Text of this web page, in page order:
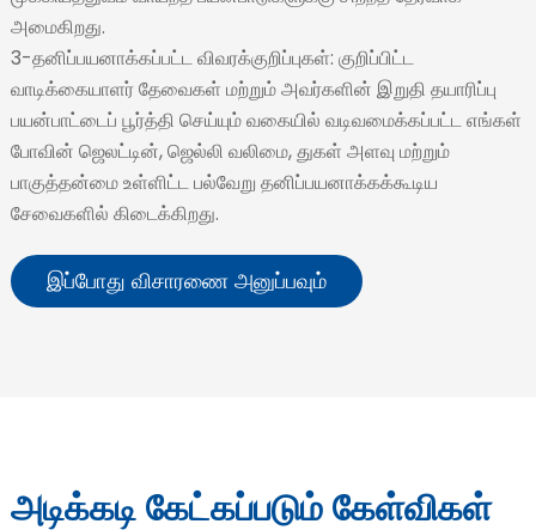
அமைகிறது.
3-தனிப்பயனாக்கப்பட்ட விவரக்குறிப்புகள்: குறிப்பிட்ட
வாடிக்கையாளர் தேவைகள் மற்றும் அவர்களின் இறுதி தயாரிப்பு
பயன்பாட்டைப் பூர்த்தி செய்யும் வகையில் வடிவமைக்கப்பட்ட எங்கள்
போவின் ஜெலட்டின், ஜெல்லி வலிமை, துகள் அளவு மற்றும்
பாகுத்தன்மை உள்ளிட்ட பல்வேறு தனிப்பயனாக்கக்கூடிய
சேவைகளில் கிடைக்கிறது.
இப்போது விசாரணை அனுப்பவும்
அடிக்கடி கேட்கப்படும் கேள்விகள்